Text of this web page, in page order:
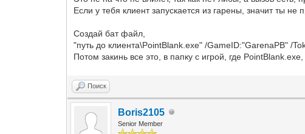
Если у тебя клиент запускается из гарены, значит ты не
Создай бат файл,
"путь до клиента\PointBlank.exe" /GameID:"GarenaPB" /
Потом закинь все это, в папку с игрой, где PointBlank.exe,
Поиск
Boris2105
Senior Member